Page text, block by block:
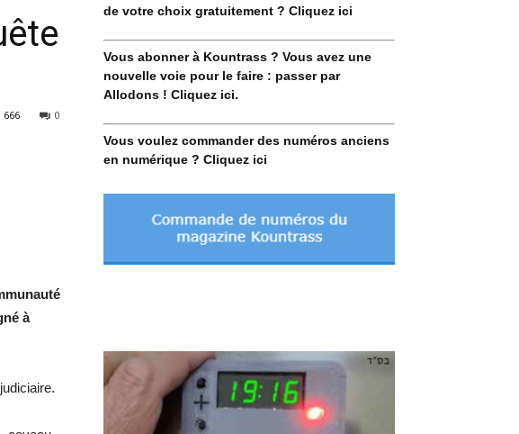
0
666
à
de votre choix gratuitement ? Cliquez ici
Vous abonner à Kountrass ? Vous avez une
nouvelle voie pour le faire : passer par
Allodons ! Cliquez ici.
Vous voulez commander des numéros anciens
en numérique ? Cliquez ici